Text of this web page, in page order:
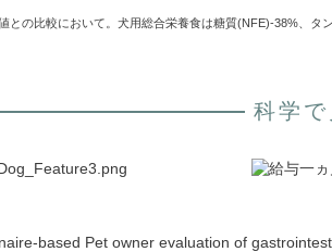
との比較において。犬用総合栄養食は糖質(NFE)-38%、タン
科学
based Pet owner evaluation of